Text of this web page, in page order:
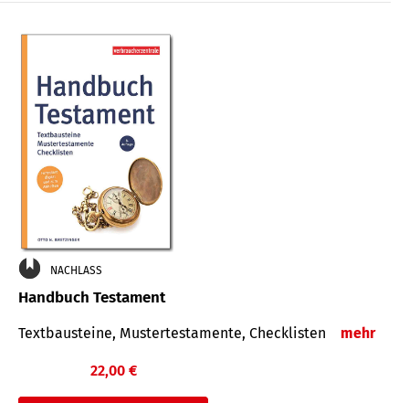
NACHLASS
Handbuch Testament
Textbausteine, Mustertestamente, Checklisten mehr
22,00 €